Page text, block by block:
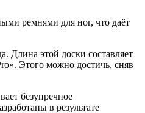
ремнями для ног, что даёт
Длина этой доски составляет
Этого можно достичь, сняв
безупречное
в результате